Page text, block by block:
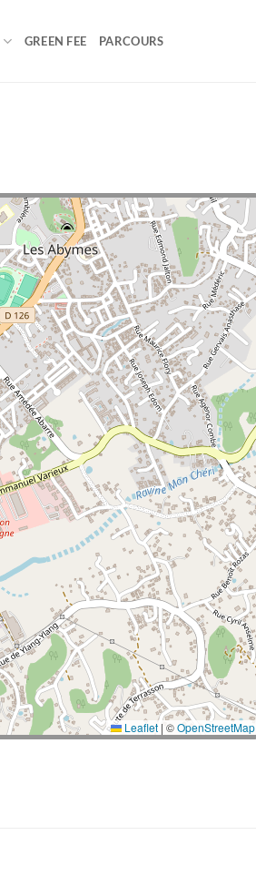
GREEN FEE PARCOURS
Leaflet | ©OpenStreetMap